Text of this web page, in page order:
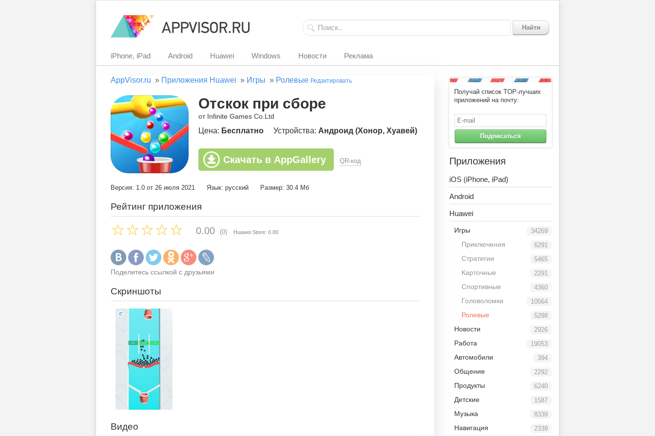
Найти
iPhone, iPad Android Huawei Windows Новости Реклама
AppVisor.ru » Приложения Huawei » Игры » Ролевые Редактировать
Отскок при сборе
от Infinite Games Co.Ltd
Цена: Бесплатно Устройства: Андроид (Хонор, Хуавей)
Скачать в AppGallery QR-код
Версия: 1.0 от 26 июля 2021 Язык: русский Размер: 30.4 Мб
Рейтинг приложения
0.00 (0) Huawei Store: 0.00
Поделитесь ссылкой с друзьями
Скриншоты
Видео
Получай список TOP-лучших
приложений на почту:
Подписаться
Приложения
iOS (iPhone, iPad)
Android
Huawei
34269
Игры
6291
Приключения
5465
Стратегии
2291
Карточные
4360
Спортивные
10564
Головоломки
5298
Ролевые
2926
Новости
19053
Работа
394
Автомобили
2292
Общение
6240
Продукты
1587
Детские
8339
Музыка
2339
Навигация